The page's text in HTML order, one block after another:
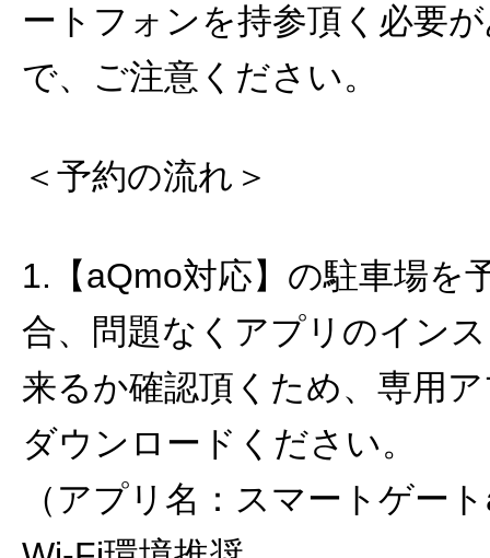
ートフォンを持参頂く必要
で、ご注意ください。
＜予約の流れ＞
1.【aQmo対応】の駐車場を
合、問題なくアプリのイン
来るか確認頂くため、専用
ダウンロードください。
（アプリ名：スマートゲー